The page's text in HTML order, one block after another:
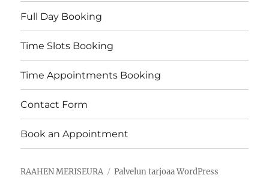
Full Day Booking
Time Slots Booking
Time Appointments Booking
Contact Form
Book an Appointment
RAAHEN MERISEURA Palvelun tarjoaa WordPress